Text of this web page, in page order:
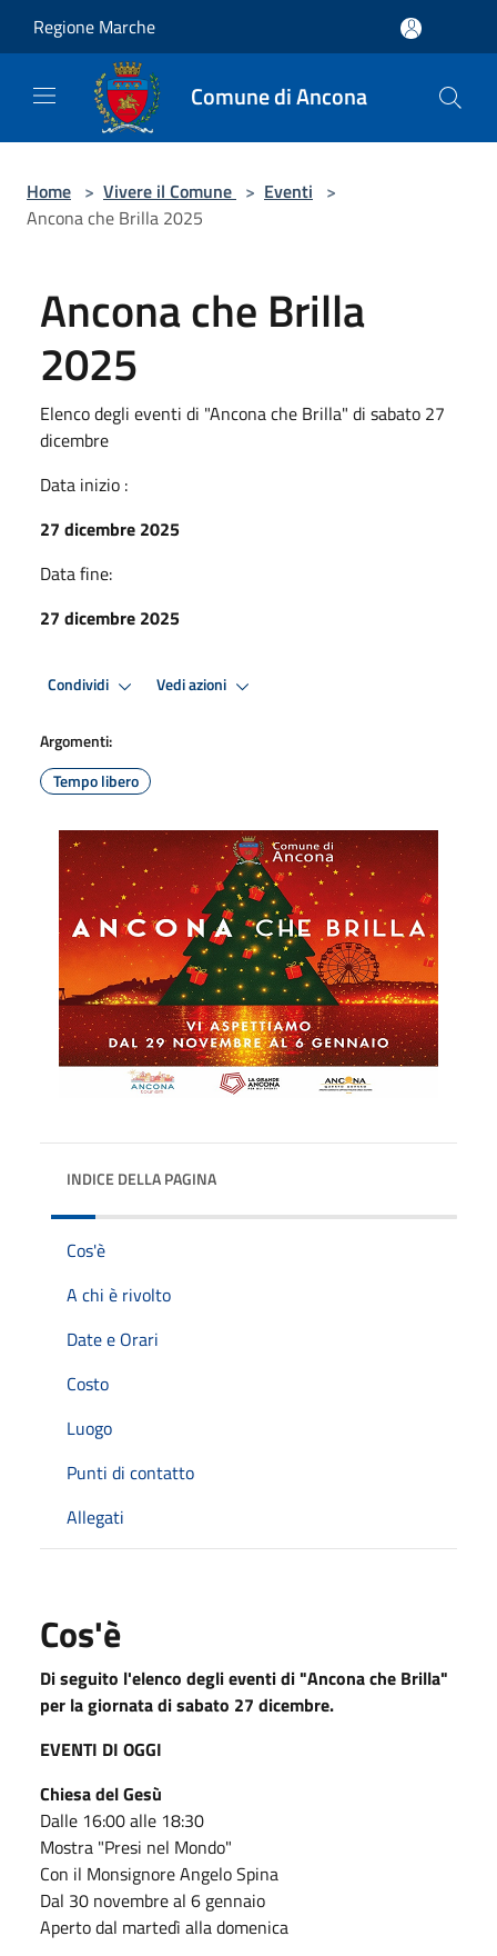
Regione Marche
Comune di Ancona
Home > Vivere il Comune > Eventi >
Ancona che Brilla 2025
Ancona che Brilla
2025
Elenco degli eventi di "Ancona che Brilla" di sabato 27
dicembre
Data inizio :
27 dicembre 2025
Data fine:
27 dicembre 2025
Condividi Vedi azioni
Argomenti:
Tempo libero
INDICE DELLA PAGINA
Cos'è
A chi è rivolto
Date e Orari
Costo
Luogo
Punti di contatto
Allegati
Cos'è
Di seguito l'elenco degli eventi di "Ancona che Brilla"
per la giornata di sabato 27 dicembre.
EVENTI DI OGGI
Chiesa del Gesù
Dalle 16:00 alle 18:30
Mostra "Presi nel Mondo"
Con il Monsignore Angelo Spina
Dal 30 novembre al 6 gennaio
Aperto dal martedì alla domenica